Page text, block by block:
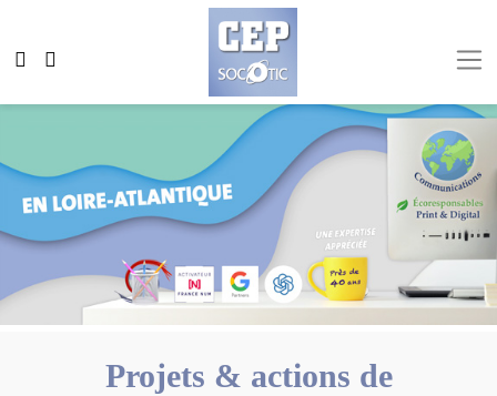
Projets & actions de